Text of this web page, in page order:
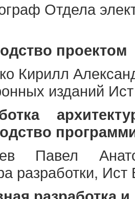
Отдела
проектом
Кирилл
изданий
Павел
разработки,